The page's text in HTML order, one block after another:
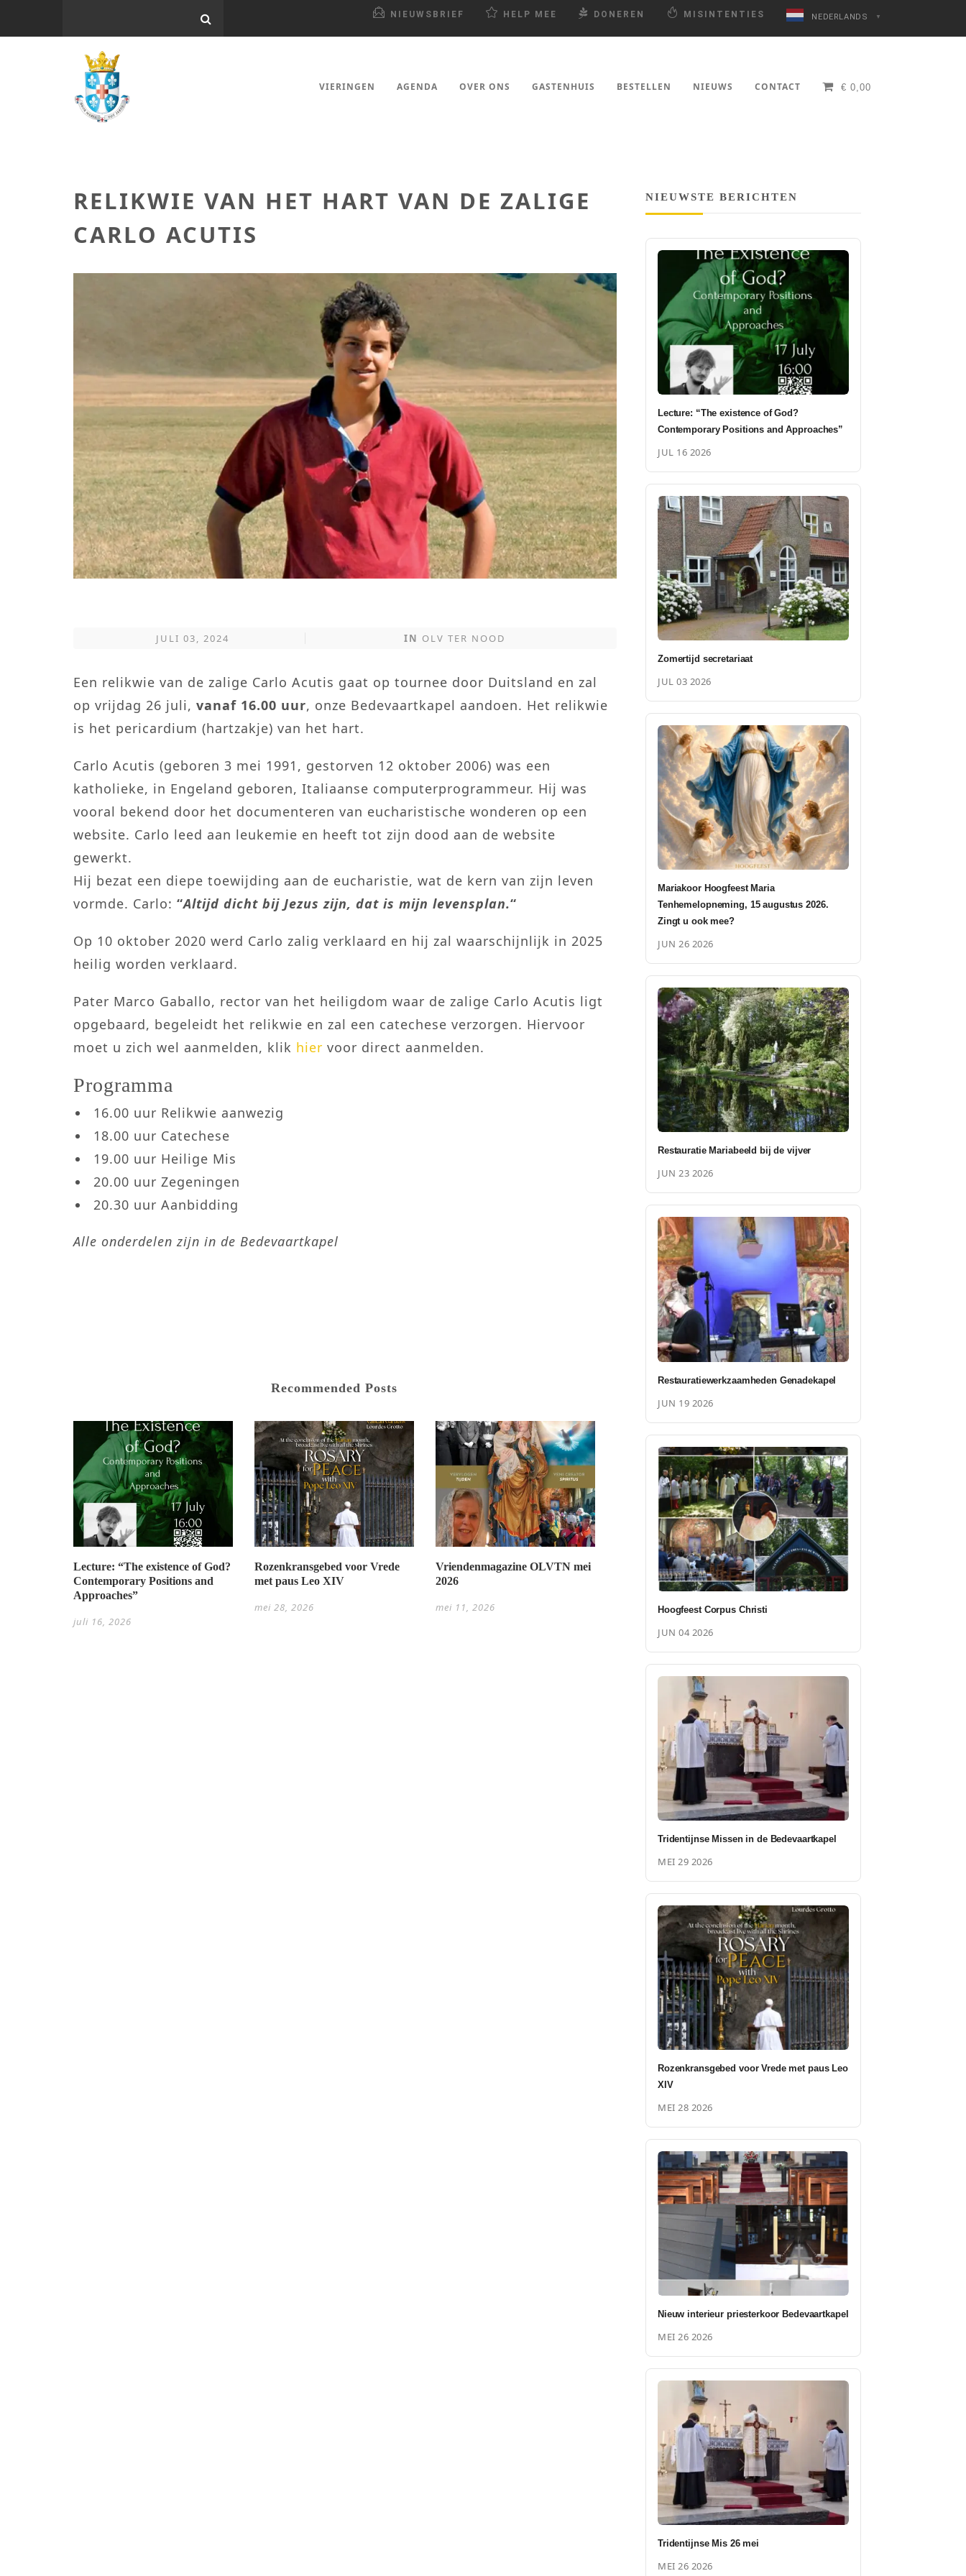
NIEUWSBRIEF HELP MEE DONEREN MISINTENTIES NEDERLANDS ▼
VIERINGEN AGENDA OVER ONS GASTENHUIS BESTELLEN NIEUWS CONTACT € 0,00
RELIKWIE VAN HET HART VAN DE ZALIGE
CARLO ACUTIS
JULI 03, 2024 IN OLV TER NOOD
Een relikwie van de zalige Carlo Acutis gaat op tournee door Duitsland en zal
op vrijdag 26 juli, vanaf 16.00 uur, onze Bedevaartkapel aandoen. Het relikwie
is het pericardium (hartzakje) van het hart.
Carlo Acutis (geboren 3 mei 1991, gestorven 12 oktober 2006) was een
katholieke, in Engeland geboren, Italiaanse computerprogrammeur. Hij was
vooral bekend door het documenteren van eucharistische wonderen op een
website. Carlo leed aan leukemie en heeft tot zijn dood aan de website
gewerkt.
Hij bezat een diepe toewijding aan de eucharistie, wat de kern van zijn leven
vormde. Carlo: “Altijd dicht bij Jezus zijn, dat is mijn levensplan.“
Op 10 oktober 2020 werd Carlo zalig verklaard en hij zal waarschijnlijk in 2025
heilig worden verklaard.
Pater Marco Gaballo, rector van het heiligdom waar de zalige Carlo Acutis ligt
opgebaard, begeleidt het relikwie en zal een catechese verzorgen. Hiervoor
moet u zich wel aanmelden, klik hier voor direct aanmelden.
Programma
16.00 uur Relikwie aanwezig
18.00 uur Catechese
19.00 uur Heilige Mis
20.00 uur Zegeningen
20.30 uur Aanbidding
Alle onderdelen zijn in de Bedevaartkapel
Recommended Posts
Lecture: “The existence of God?
Contemporary Positions and
Approaches”
juli 16, 2026
Rozenkransgebed voor Vrede
met paus Leo XIV
mei 28, 2026
Vriendenmagazine OLVTN mei
2026
mei 11, 2026
NIEUWSTE BERICHTEN
Lecture: “The existence of God?
Contemporary Positions and Approaches”
JUL 16 2026
Zomertijd secretariaat
JUL 03 2026
Mariakoor Hoogfeest Maria
Tenhemelopneming, 15 augustus 2026.
Zingt u ook mee?
JUN 26 2026
Restauratie Mariabeeld bij de vijver
JUN 23 2026
Restauratiewerkzaamheden Genadekapel
JUN 19 2026
Hoogfeest Corpus Christi
JUN 04 2026
Tridentijnse Missen in de Bedevaartkapel
MEI 29 2026
Rozenkransgebed voor Vrede met paus Leo
XIV
MEI 28 2026
Nieuw interieur priesterkoor Bedevaartkapel
MEI 26 2026
Tridentijnse Mis 26 mei
MEI 26 2026